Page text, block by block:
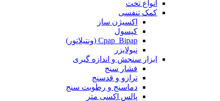
انواع تخت
کمک تنفسی
اکسیژن ساز
کپسول
Cpap_Bipap (ونتیلاتور)
نبولایزر
ابزار سنجش و اندازه گیری
فشار سنج
ترازو و قدسنج
دماسنج و رطوبت سنج
پالس اکسی متر